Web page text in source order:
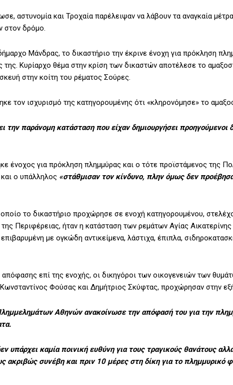
αστυνομία και Τροχαία παρέλειψαν να λάβουν τα αναγκαία
στον δρόμο.
Μάνδρας, το δικαστήριο την έκρινε ένοχη για πρόκληση
της. Κυρίαρχο θέμα στην κρίση των δικαστών αποτέλεσε το
στην κοίτη του ρέματος Σούρες.
τον ισχυρισμό της κατηγορουμένης ότι «κληρονόμησε» το
την παράνομη κατάσταση που είχαν δημιουργήσει προηγούμενοι
ένοχος για πρόκληση πλημμύρας και ο τότε προϊστάμενος της
ο υπάλληλος «στάθμισαν τον κίνδυνο, πλην όμως δεν
το δικαστήριο προχώρησε σε ενοχή κατηγορουμένου,
Περιφέρειας, ήταν η κατάσταση των ρεμάτων Αγίας
με ογκώδη αντικείμενα, λάστιχα, έπιπλα,
επί της ενοχής, οι δικηγόροι των οικογενειών των
Φούσας και Δημήτριος Σκύφτας, προχώρησαν στην
Αθηνών ανακοίνωσε την απόφασή του για την
υπάρχει καμία ποινική ευθύνη για τους τραγικούς θανάτους
ακριβώς συνέβη και πριν 10 μέρες στη δίκη για το πλημμυρικό